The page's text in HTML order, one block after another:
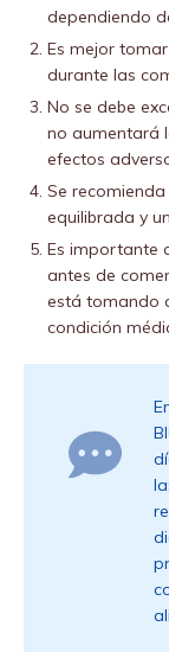
dependiendo
Es mejor
durante las
No se debe
no aumentará
efectos
Se
equilibrada y
Es importante
antes de
está tomando
condición